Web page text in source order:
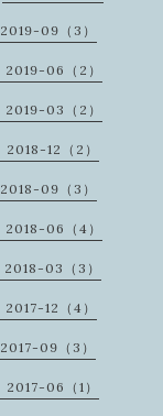
2019-09（3）
2019-06（2）
2019-03（2）
2018-12（2）
2018-09（3）
2018-06（4）
2018-03（3）
2017-12（4）
2017-09（3）
2017-06（1）